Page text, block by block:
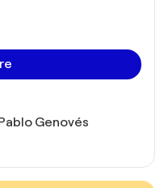
Genovés